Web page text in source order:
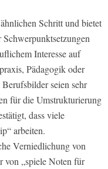
Schritt und bietet
Schwerpunktsetzungen
Interesse auf
Pädagogik oder
seien sehr
für die Umstrukturierung
dass viele
arbeiten.
Verniedlichung von
von „spiele Noten für